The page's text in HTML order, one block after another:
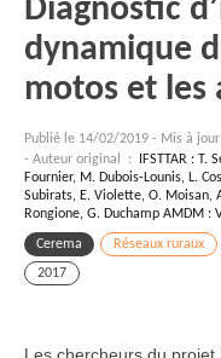
Diagnostic
dynamique
motos et les
Publié le 14/02/2019 - Mis à
- Auteur original :
IFSTTAR : T.
Fournier, M. Dubois-Lounis, L.
Subirats, E. Violette, O. Moisan,
Rongione, G. Duchamp AMDM :
Cerema Réseaux ruraux
2017